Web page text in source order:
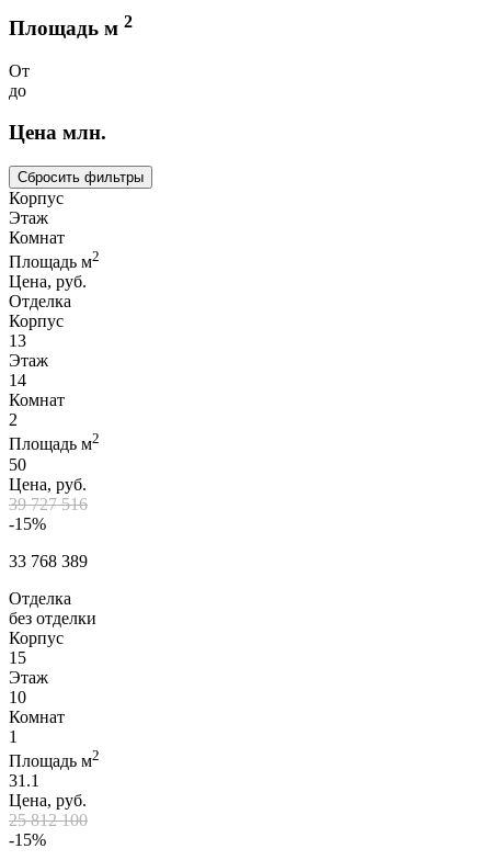
Площадь м 2
От
до
Цена млн.
Сбросить фильтры
Корпус
Этаж
Комнат
Площадь м2
Цена, руб.
Отделка
Корпус
13
Этаж
14
Комнат
2
Площадь м2
50
Цена, руб.
39 727 516
-15%
33 768 389
Отделка
без отделки
Корпус
15
Этаж
10
Комнат
1
Площадь м2
31.1
Цена, руб.
25 812 100
-15%